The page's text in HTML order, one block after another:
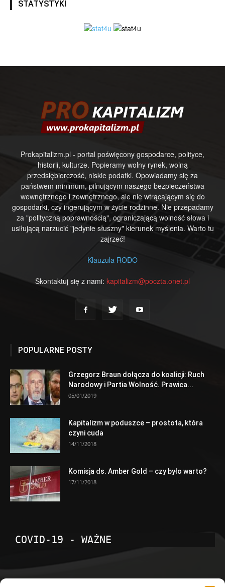
STATYSTYKI
Prokapitalizm.pl - portal poświęcony gospodarce, polityce,
historii, kulturze. Popieramy wolny rynek, wolną
przedsiębiorczość, niskie podatki. Opowiadamy się za
państwem minimum, pilnującym naszego bezpieczeństwa
wewnętrznego i zewnętrznego, ale nie wtrącającym się do
gospodarki, czy ingerującym w życie rodzinne. Nie przepadamy
za "polityczną poprawnością", ograniczającą wolność słowa i
usiłującą narzucić "jedynie słuszny" kierunek myślenia. Warto tu
zajrzeć!
Klauzula RODO
Skontaktuj się z nami: kapitalizm@poczta.onet.pl
POPULARNE POSTY
Grzegorz Braun dołącza do koalicji: Ruch
Narodowy i Partia Wolność. Prawica...
05/01/2019
Kapitalizm w poduszce – prostota, która
czyni cuda
14/11/2018
Komisja ds. Amber Gold – czy było warto?
17/11/2018
COVID-19 - WAŻNE